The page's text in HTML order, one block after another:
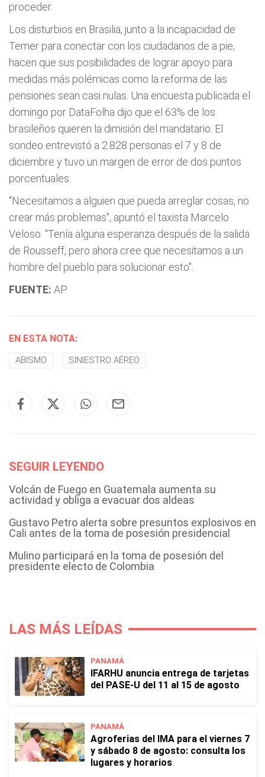
proceder.
Los disturbios en Brasilia, junto a la incapacidad de
Temer para conectar con los ciudadanos de a pie,
hacen que sus posibilidades de lograr apoyo para
medidas más polémicas como la reforma de las
pensiones sean casi nulas. Una encuesta publicada el
domingo por DataFolha dijo que el 63% de los
brasileños quieren la dimisión del mandatario. El
sondeo entrevistó a 2.828 personas el 7 y 8 de
diciembre y tuvo un margen de error de dos puntos
porcentuales.
"Necesitamos a alguien que pueda arreglar cosas, no
crear más problemas", apuntó el taxista Marcelo
Veloso. "Tenía alguna esperanza después de la salida
de Rousseff, pero ahora cree que necesitamos a un
hombre del pueblo para solucionar esto".
FUENTE: AP
EN ESTA NOTA:
ABISMO SINIESTRO AÉREO
SEGUIR LEYENDO
Volcán de Fuego en Guatemala aumenta su
actividad y obliga a evacuar dos aldeas
Gustavo Petro alerta sobre presuntos explosivos en
Cali antes de la toma de posesión presidencial
Mulino participará en la toma de posesión del
presidente electo de Colombia
LAS MÁS LEÍDAS
PANAMÁ
IFARHU anuncia entrega de tarjetas
del PASE-U del 11 al 15 de agosto
PANAMÁ
Agroferias del IMA para el viernes 7
y sábado 8 de agosto: consulta los
lugares y horarios